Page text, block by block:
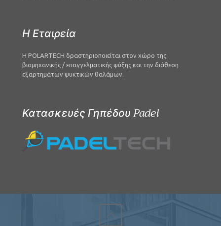
Η Εταιρεία
Η POLARTECH δραστηριοποιείται στον χώρο της
βιομηχανικής / επαγγελματικής ψύξης και την διάθεση
εξαρτημάτων ψυκτικών θαλάμων.
Κατασκευές Γηπέδου Padel